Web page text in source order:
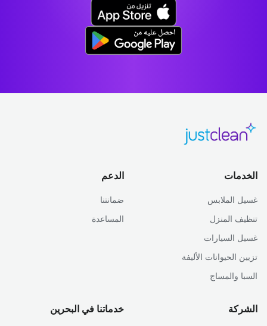
الخدمات
غسيل الملابس
تنظيف المنزل
غسيل السيارات
تزيين الحيوانات الأليفة
السبا والمساج
الدعم
ضمانتنا
المساعدة
الشركة خدماتنا في البحرين